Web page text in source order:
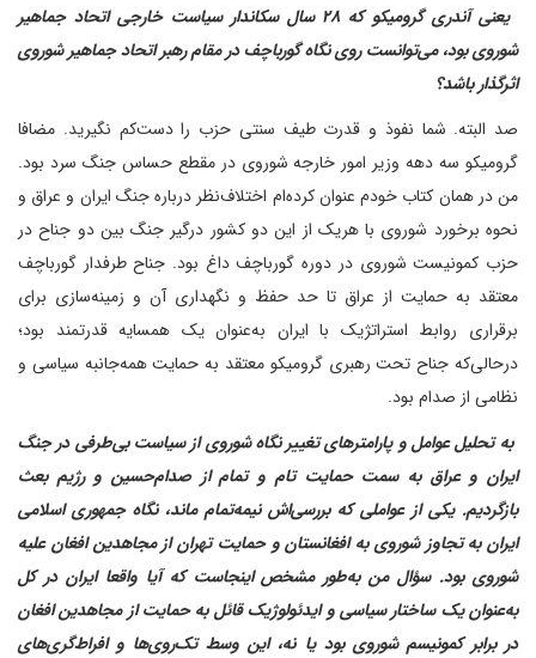
‌ یعنی آندری گرومیکو که ۲۸ سال سکاندار سیاست خارجی اتحاد جماهیر
شوروی بود، می‌‌توانست روی نگاه گورباچف در مقام رهبر اتحاد جماهیر شوروی
اثرگذار باشد؟
صد البته. شما نفوذ و قدرت طیف سنتی حزب را دست‌کم نگیرید. مضافا
گرومیکو سه دهه وزیر امور خارجه شوروی در مقطع حساس جنگ سرد بود.
من در همان کتاب خودم عنوان کرده‌ام اختلاف‌نظر درباره جنگ ایران و عراق و
نحوه برخورد شوروی با هریک از این دو کشور درگیر جنگ بین دو جناح در
حزب کمونیست شوروی در دوره گورباچف داغ بود. جناح طرفدار گورباچف
معتقد به حمایت از عراق تا حد حفظ و نگهداری آن و زمینه‌سازی برای
برقراری روابط استراتژیک با ایران به‌عنوان یک همسایه قدرتمند بود؛
در‌حالی‌که جناح تحت رهبری گرومیکو معتقد به حمایت همه‌جانبه سیاسی و
نظامی از صدام بود.
‌ به تحلیل عوامل و پارامترهای تغییر نگاه شوروی از سیاست بی‌طرفی در جنگ
ایران و عراق به سمت حمایت تام و تمام از صدام‌حسین و رژیم بعث
بازگردیم. یکی از عواملی که بررسی‌اش نیمه‌تمام ماند، نگاه جمهوری اسلامی
ایران به تجاوز شوروی به افغانستان و حمایت تهران از مجاهدین افغان علیه
شوروی بود. سؤال من به‌طور مشخص اینجاست که آیا واقعا ایران در کل
به‌عنوان یک ساختار سیاسی و ایدئولوژیک قائل به حمایت از مجاهدین افغان
در برابر کمونیسم شوروی بود یا نه، این وسط تک‌روی‌ها و افراط‌گری‌های